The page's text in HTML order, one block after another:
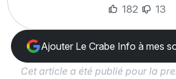
182
13
Ajouter Le Crabe Info à mes
Cet article a été publié pour la